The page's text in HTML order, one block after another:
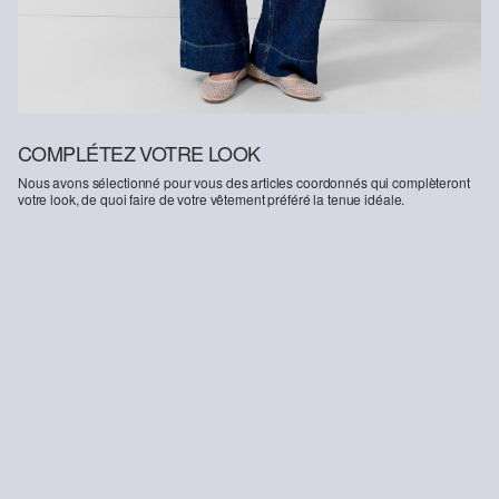
COMPLÉTEZ VOTRE LOOK
Nous avons sélectionné pour vous des articles coordonnés qui complèteront
votre look, de quoi faire de votre vêtement préféré la tenue idéale.